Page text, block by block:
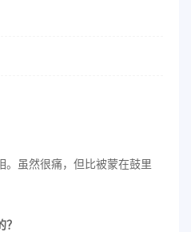
。虽然很痛，但比被蒙在鼓里